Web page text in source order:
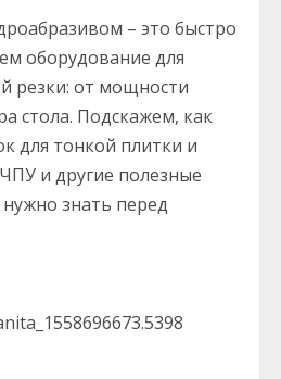
– это быстро
оборудование для
резки: от мощности
стола. Подскажем, как
для тонкой плитки и
и другие полезные
знать перед